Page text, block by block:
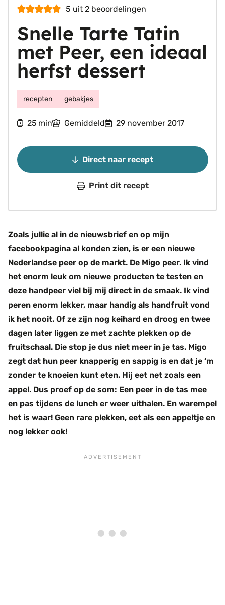
5 uit 2 beoordelingen
Snelle Tarte Tatin
met Peer, een ideaal
herfst dessert
recepten gebakjes
25minuten
min Gemiddeld 29 november 2017
Direct naar recept
Print dit recept
Zoals jullie al in de nieuwsbrief en op mijn
facebookpagina al konden zien, is er een nieuwe
Nederlandse peer op de markt. De Migo peer. Ik vind
het enorm leuk om nieuwe producten te testen en
deze handpeer viel bij mij direct in de smaak. Ik vind
peren enorm lekker, maar handig als handfruit vond
ik het nooit. Of ze zijn nog keihard en droog en twee
dagen later liggen ze met zachte plekken op de
fruitschaal. Die stop je dus niet meer in je tas. Migo
zegt dat hun peer knapperig en sappig is en dat je ‘m
zonder te knoeien kunt eten. Hij eet net zoals een
appel. Dus proef op de som: Een peer in de tas mee
en pas tijdens de lunch er weer uithalen. En warempel
het is waar! Geen rare plekken, eet als een appeltje en
nog lekker ook!